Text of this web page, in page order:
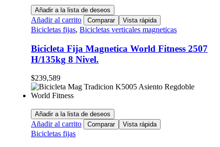
Añadir a la lista de deseos
Añadir al carrito Comparar Vista rápida
Bicicletas fijas, Bicicletas verticales magneticas
Bicicleta Fija Magnetica World Fitness 2507
H/135kg 8 Nivel.
$239,589
Añadir a la lista de deseos
Añadir al carrito Comparar Vista rápida
Bicicletas fijas